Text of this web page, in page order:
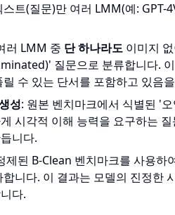
트(질문)만 여러 LMM(예: GPT-
러 LMM 중 단 하나라도 이미지
질문으로 분류합니다.
수 있는 단서를 포함하고 있음
성: 원본 벤치마크에서 식별된 '
시각적 이해 능력을 요구하는
니다.
제된 B-Clean 벤치마크를 사용하
니다. 이 결과는 모델의 진정한
다.